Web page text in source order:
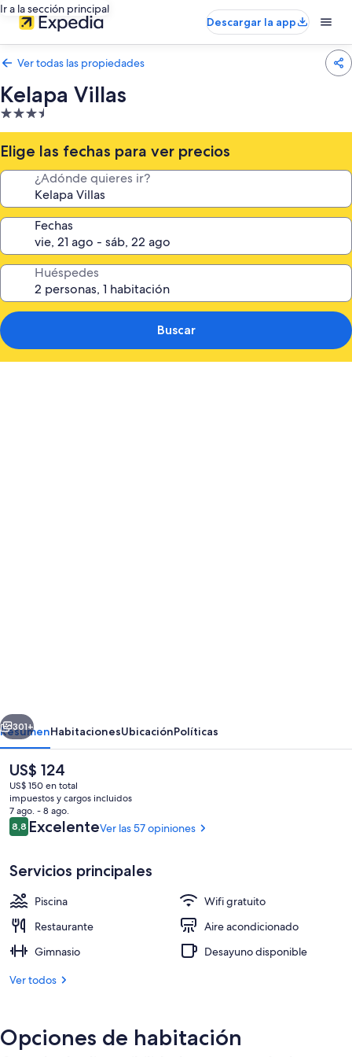
Ir a la sección principal
Descargar la app
Ver todas las propiedades
Kelapa Villas
Propiedad
de
3.5
estrellas
Elige las fechas para ver precios
¿Adónde quieres ir?
Fechas
Huéspedes
Buscar
Área de sala de estar
Siguiente
301+
ResumenHabitacionesUbicaciónPolíticas
El
precio
actual
es
de
US$ 124
US$ 124
US$ 150 en total
impuestos y cargos incluidos
7 ago. - 8 ago.
Opiniones
8,88,8 de 10
ExcelenteVer las 57 opiniones
Servicios principales
Piscina
Wifi gratuito
Restaurante
Aire acondicionado
Gimnasio
Desayuno disponible
Ver todos
Opciones de habitación